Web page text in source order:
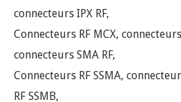
connecteurs IPX RF,
Connecteurs RF MCX,
connecteurs SMA RF,
Connecteurs RF SSMA,
RF SSMB,